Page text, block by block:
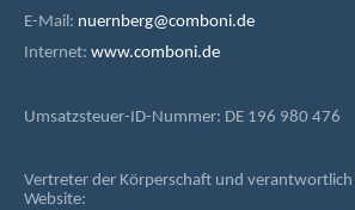
E-Mail: nuernberg@comboni.de
Internet: www.comboni.de
Umsatzsteuer-ID-Nummer: DE 196 980 476
Vertreter der Körperschaft und
Website: